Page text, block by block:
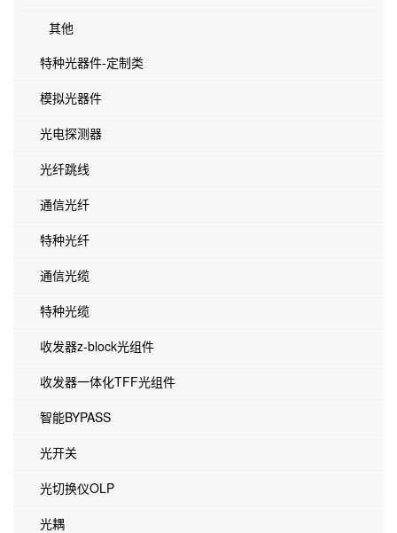
其他
特种光器件-定制类
模拟光器件
光电探测器
光纤跳线
通信光纤
特种光纤
通信光缆
特种光缆
收发器z-block光组件
收发器一体化TFF光组件
智能BYPASS
光开关
光切换仪OLP
光耦